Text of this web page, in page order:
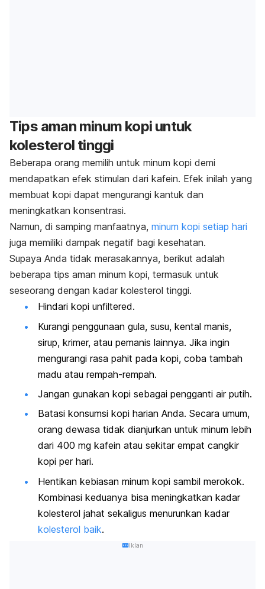
Tips aman minum kopi untuk
kolesterol tinggi
Beberapa orang memilih untuk minum kopi demi
mendapatkan efek stimulan dari kafein. Efek inilah yang
membuat kopi dapat mengurangi kantuk dan
meningkatkan konsentrasi.
Namun, di samping manfaatnya, minum kopi setiap hari
juga memiliki dampak negatif bagi kesehatan.
Supaya Anda tidak merasakannya, berikut adalah
beberapa tips aman minum kopi, termasuk untuk
seseorang dengan kadar kolesterol tinggi.
Hindari kopi unfiltered.
Kurangi penggunaan gula, susu, kental manis,
sirup, krimer, atau pemanis lainnya. Jika ingin
mengurangi rasa pahit pada kopi, coba tambah
madu atau rempah-rempah.
Jangan gunakan kopi sebagai pengganti air putih.
Batasi konsumsi kopi harian Anda. Secara umum,
orang dewasa tidak dianjurkan untuk minum lebih
dari 400 mg kafein atau sekitar empat cangkir
kopi per hari.
Hentikan kebiasan minum kopi sambil merokok.
Kombinasi keduanya bisa meningkatkan kadar
kolesterol jahat sekaligus menurunkan kadar
kolesterol baik.
Iklan